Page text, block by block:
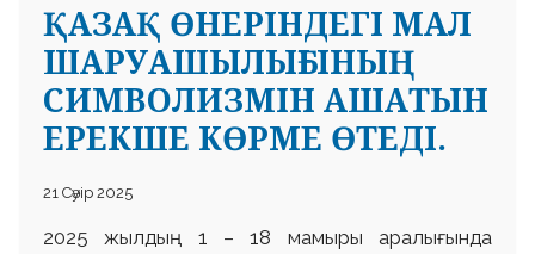
ҚАЗАҚ ӨНЕРІНДЕГІ МАЛ
ШАРУАШЫЛЫҒЫНЫҢ
СИМВОЛИЗМІН АШАТЫН
ЕРЕКШЕ КӨРМЕ ӨТЕДІ.
21 Сәуір 2025
2025 жылдың 1 – 18 мамыры аралығында